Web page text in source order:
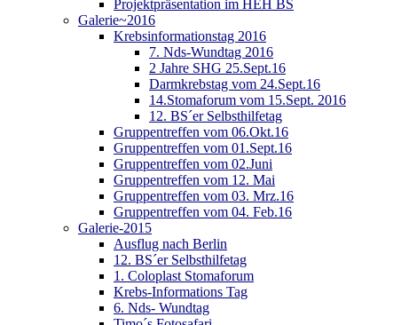
Projektpräsentation im HEH BS
Galerie~2016
Krebsinformationstag 2016
7. Nds-Wundtag 2016
2 Jahre SHG 25.Sept.16
Darmkrebstag vom 24.Sept.16
14.Stomaforum vom 15.Sept. 2016
12. BS´er Selbsthilfetag
Gruppentreffen vom 06.Okt.16
Gruppentreffen vom 01.Sept.16
Gruppentreffen vom 02.Juni
Gruppentreffen vom 12. Mai
Gruppentreffen vom 03. Mrz.16
Gruppentreffen vom 04. Feb.16
Galerie-2015
Ausflug nach Berlin
12. BS´er Selbsthilfetag
1. Coloplast Stomaforum
Krebs-Informations Tag
6. Nds- Wundtag